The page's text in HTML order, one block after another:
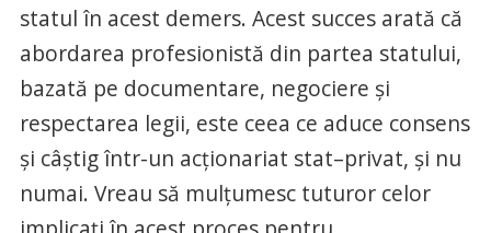
statul în acest demers. Acest succes arată că
abordarea profesionistă din partea statului,
bazată pe documentare, negociere și
respectarea legii, este ceea ce aduce consens
și câștig într-un acționariat stat–privat, și nu
numai. Vreau să mulțumesc tuturor celor